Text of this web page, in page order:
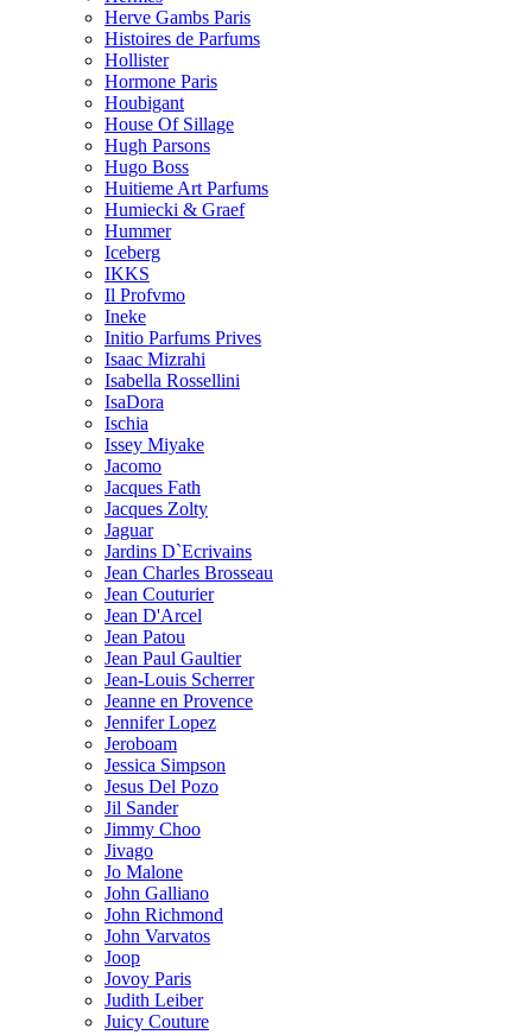
Herve Gambs Paris
Histoires de Parfums
Hollister
Hormone Paris
Houbigant
House Of Sillage
Hugh Parsons
Hugo Boss
Huitieme Art Parfums
Humiecki & Graef
Hummer
Iceberg
IKKS
Il Profvmo
Ineke
Initio Parfums Prives
Isaac Mizrahi
Isabella Rossellini
IsaDora
Ischia
Issey Miyake
Jacomo
Jacques Fath
Jacques Zolty
Jaguar
Jardins D`Ecrivains
Jean Charles Brosseau
Jean Couturier
Jean D'Arcel
Jean Patou
Jean Paul Gaultier
Jean-Louis Scherrer
Jeanne en Provence
Jennifer Lopez
Jeroboam
Jessica Simpson
Jesus Del Pozo
Jil Sander
Jimmy Choo
Jivago
Jo Malone
John Galliano
John Richmond
John Varvatos
Joop
Jovoy Paris
Judith Leiber
Juicy Couture